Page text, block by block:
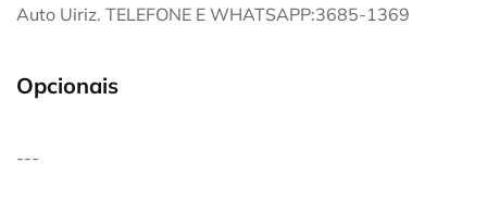
Auto Uiriz. TELEFONE E WHATSAPP:3685-1369
Opcionais
---